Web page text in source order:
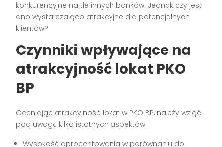
konkurencyjne na tle innych banków. Jednak czy jest
ono wystarczająco atrakcyjne dla potencjalnych
klientów?
Czynniki wpływające na
atrakcyjność lokat PKO
BP
Oceniając atrakcyjność lokat w PKO BP, należy wziąć
pod uwagę kilka istotnych aspektów:
Wysokość oprocentowania w porównaniu do